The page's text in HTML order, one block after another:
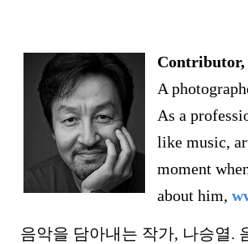
Contributor,
A
As a
like music,
moment
about him,
음악을 담아내는 작가, 나승열.